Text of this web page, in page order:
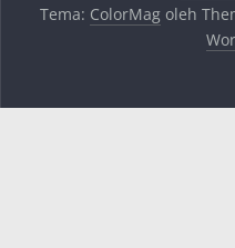
Tema: ColorMagoleh